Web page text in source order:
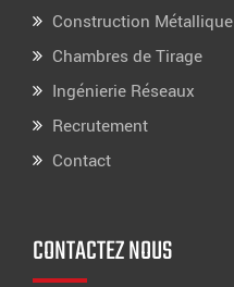
Construction Métallique
Chambres de Tirage
Ingénierie Réseaux
Recrutement
Contact
CONTACTEZ NOUS